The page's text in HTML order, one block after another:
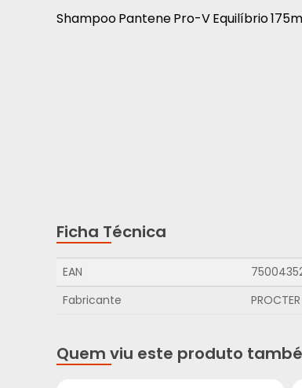
Shampoo Pantene Pro-V Equilíbrio
Ficha Técnica
EAN
Fabricante
Quem viu este produto